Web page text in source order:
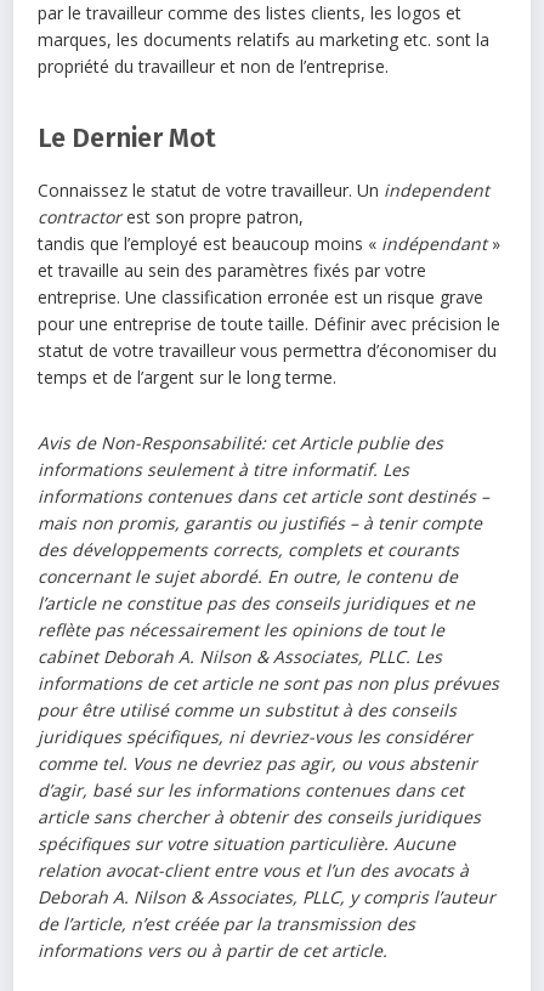
par le travailleur comme des listes clients, les logos et
marques, les documents relatifs au marketing etc. sont la
propriété du travailleur et non de l’entreprise.
Le Dernier Mot
Connaissez le statut de votre travailleur. Un independent
contractorest son propre patron,
tandis que l’employé est beaucoup moins « indépendant»
et travaille au sein des paramètres fixés par votre
entreprise. Une classification erronée est un risque grave
pour une entreprise de toute taille. Définir avec précision le
statut de votre travailleur vous permettra d’économiser du
temps et de l’argent sur le long terme.
Avis de Non-Responsabilité: cet Article publie des
informations seulement à titre informatif. Les
informations contenues dans cet article sont destinés –
mais non promis, garantis ou justifiés – à tenir compte
des développements corrects, complets et courants
concernant le sujet abordé. En outre, le contenu de
l’article ne constitue pas des conseils juridiques et ne
reflète pas nécessairement les opinions de tout le
cabinet Deborah A. Nilson & Associates, PLLC. Les
informations de cet article ne sont pas non plus prévues
pour être utilisé comme un substitut à des conseils
juridiques spécifiques, ni devriez-vous les considérer
comme tel. Vous ne devriez pas agir, ou vous abstenir
d’agir, basé sur les informations contenues dans cet
article sans chercher à obtenir des conseils juridiques
spécifiques sur votre situation particulière. Aucune
relation avocat-client entre vous et l’un des avocats à
Deborah A. Nilson & Associates, PLLC, y compris l’auteur
de l’article, n’est créée par la transmission des
informations vers ou à partir de cet article.